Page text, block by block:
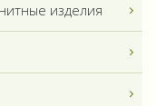
изделия